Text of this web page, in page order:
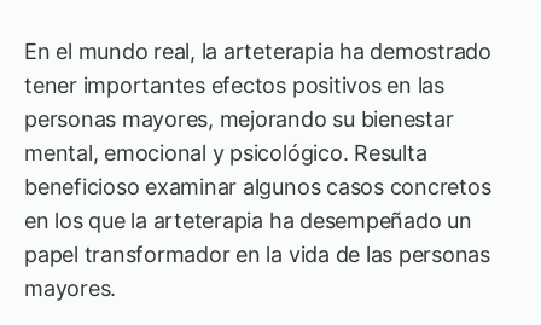
En el mundo real, la arteterapia ha demostrado
tener importantes efectos positivos en las
personas mayores, mejorando su bienestar
mental, emocional y psicológico. Resulta
beneficioso examinar algunos casos concretos
en los que la arteterapia ha desempeñado un
papel transformador en la vida de las personas
mayores.